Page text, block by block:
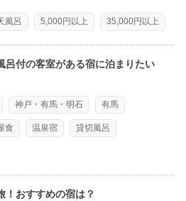
風呂 5,000円以上 35,000円以上
呂付の客室がある宿に泊まりたい
神戸・有馬・明石 有馬
食 温泉宿 貸切風呂
！おすすめの宿は？